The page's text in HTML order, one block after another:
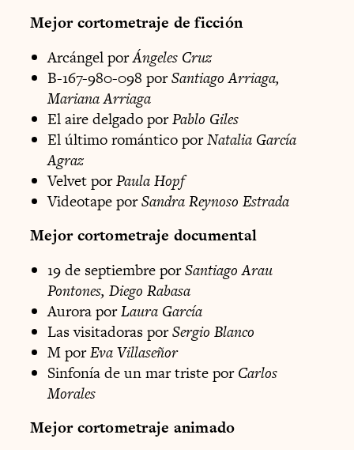
Mejor cortometraje de ficción
Arcángel porÁngeles Cruz
B-167-980-098 porSantiago Arriaga,
Mariana Arriaga
El aire delgado porPablo Giles
El último romántico porNatalia García
Agraz
Velvet porPaula Hopf
Videotape porSandra Reynoso Estrada
Mejor cortometraje documental
19 de septiembre porSantiago Arau
Pontones, Diego Rabasa
Aurora porLaura García
Las visitadoras porSergio Blanco
M porEva Villaseñor
Sinfonía de un mar triste porCarlos
Morales
Mejor cortometraje animado